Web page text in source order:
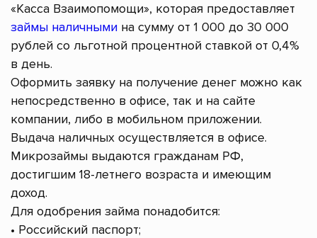
«Касса Взаимопомощи», которая предоставляет
займы наличными на сумму от 1 000 до 30 000
рублей со льготной процентной ставкой от 0,4%
в день.
Оформить заявку на получение денег можно как
непосредственно в офисе, так и на сайте
компании, либо в мобильном приложении.
Выдача наличных осуществляется в офисе.
Микрозаймы выдаются гражданам РФ,
достигшим 18-летнего возраста и имеющим
доход.
Для одобрения займа понадобится:
• Российский паспорт;